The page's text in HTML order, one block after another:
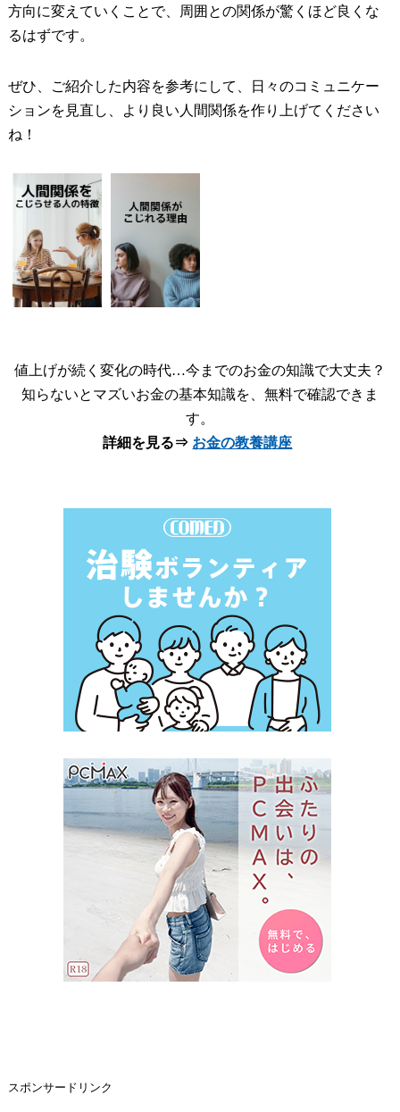
方向に変えていくことで、周囲との関係が驚くほど良くな
るはずです。
ぜひ、ご紹介した内容を参考にして、日々のコミュニケー
ションを見直し、より良い人間関係を作り上げてください
ね！
値上げが続く変化の時代…今までのお金の知識で大丈夫？
知らないとマズいお金の基本知識を、無料で確認できま
す。
詳細を見る⇒ お金の教養講座
スポンサードリンク